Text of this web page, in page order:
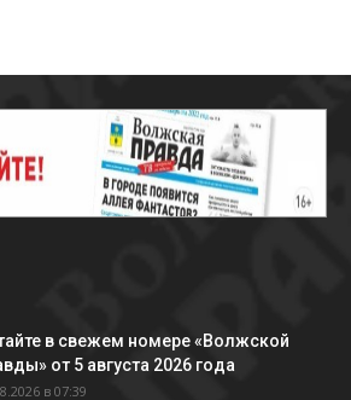
в свежем номере «Волжской
от 5 августа 2026 года
в 07:39